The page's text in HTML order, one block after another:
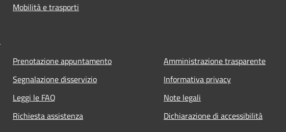
Mobilità e trasporti
Prenotazione appuntamento
Segnalazione disservizio
Leggi le FAQ
Richiesta assistenza
Amministrazione trasparente
Informativa privacy
Note legali
Dichiarazione di accessibilità